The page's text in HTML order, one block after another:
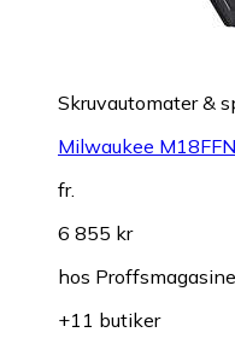
Skruvautomater &
Milwaukee
fr.
6 855 kr
hos
+11 butiker